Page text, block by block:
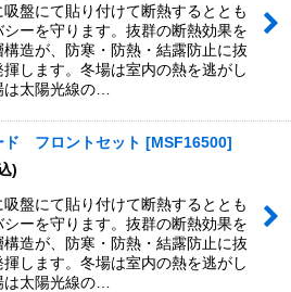
盤にて貼り付けて断熱するととも
シーを守ります。抜群の断熱効果を
造が、防寒・防熱・結露防止に抜
します。冬場は室内の熱を逃がし
は太陽光線の…
ド フロントセット [MSF16500]
)
盤にて貼り付けて断熱するととも
シーを守ります。抜群の断熱効果を
造が、防寒・防熱・結露防止に抜
します。冬場は室内の熱を逃がし
は太陽光線の…